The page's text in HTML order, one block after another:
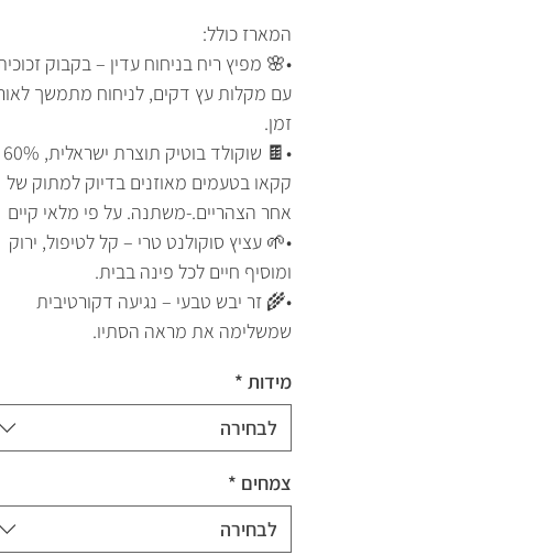
המארז כולל:
•🌸 מפיץ ריח בניחוח עדין – בקבוק
עם מקלות עץ דקים, לניחוח מתמשך
זמן.
•🍫 שוקולד בוטיק תוצרת ישראלית, 60%
קקאו בטעמים מאוזנים בדיוק למתוק של
אחר הצהריים.-משתנה. על פי מלאי קיים
•🌱 עציץ סוקולנט טרי – קל לטיפול, ירוק
ומוסיף חיים לכל פינה בבית.
•🌾 זר יבש טבעי – נגיעה דקורטיבית
שמשלימה את מראה הסתיו.
מידות *
לבחירה
צמחים *
לבחירה